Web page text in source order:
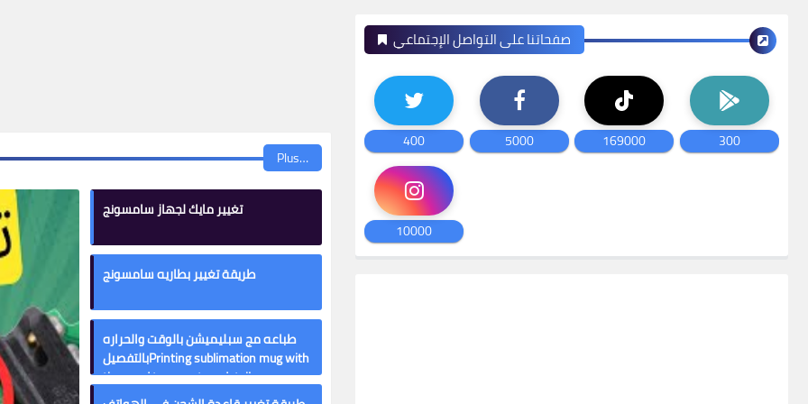
Plus…
تغيير مايك لجهاز سامسونج
طريقة تغيير بطاريه سامسونج
طباعه مج سبليميشن بالوقت والحراره
بالتفصيلPrinting sublimation mug with
time and temperature detail
صفحاتنا على التواصل الإجتماعي
400 5000 169000 300
10000